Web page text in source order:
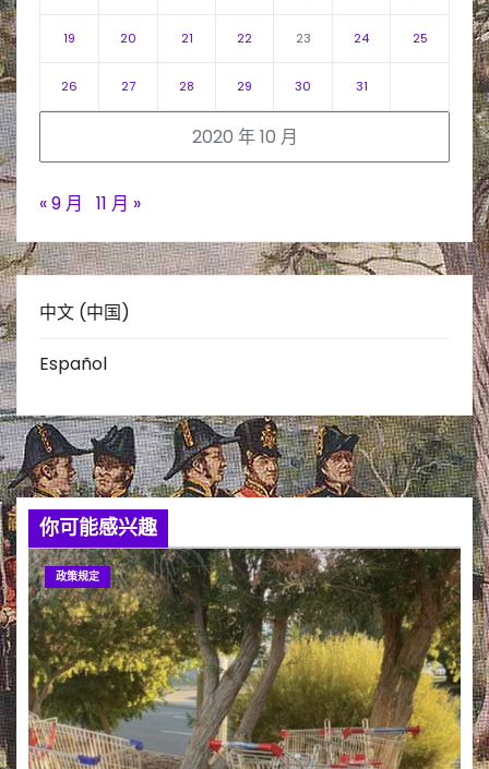
2020 年 10 月
19 20 21 22 23 24 25
26 27 28 29 30 31
« 9 月 11 月 »
中文 (中国)
Español
你可能感兴趣
政策规定